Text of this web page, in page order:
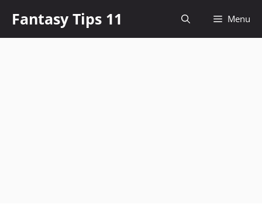
content
Fantasy Tips 11 Menu